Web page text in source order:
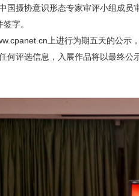
国摄协意识形态专家审评小组成
字。
上进行为期五天的公示
何评选信息，入展作品将以最终公